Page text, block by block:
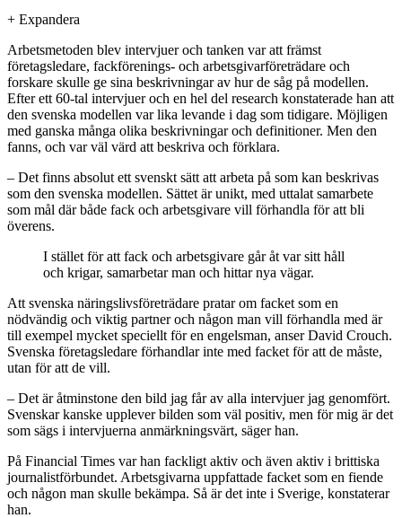
+ Expandera
Arbetsmetoden blev intervjuer och tanken var att främst
företagsledare, fackförenings- och arbetsgivarföreträdare och
forskare skulle ge sina beskrivningar av hur de såg på modellen.
Efter ett 60-tal intervjuer och en hel del research konstaterade han att
den svenska modellen var lika levande i dag som tidigare. Möjligen
med ganska många olika beskrivningar och definitioner. Men den
fanns, och var väl värd att beskriva och förklara.
– Det finns absolut ett svenskt sätt att arbeta på som kan beskrivas
som den svenska modellen. Sättet är unikt, med uttalat samarbete
som mål där både fack och arbetsgivare vill förhandla för att bli
överens.
I stället för att fack och arbetsgivare går åt var sitt håll
och krigar, samarbetar man och hittar nya vägar.
Att svenska näringslivsföreträdare pratar om facket som en
nödvändig och viktig partner och någon man vill förhandla med är
till exempel mycket speciellt för en engelsman, anser David Crouch.
Svenska företagsledare förhandlar inte med facket för att de måste,
utan för att de vill.
– Det är åtminstone den bild jag får av alla intervjuer jag genomfört.
Svenskar kanske upplever bilden som väl positiv, men för mig är det
som sägs i intervjuerna anmärkningsvärt, säger han.
På Financial Times var han fackligt aktiv och även aktiv i brittiska
journalistförbundet. Arbetsgivarna uppfattade facket som en fiende
och någon man skulle bekämpa. Så är det inte i Sverige, konstaterar
han.